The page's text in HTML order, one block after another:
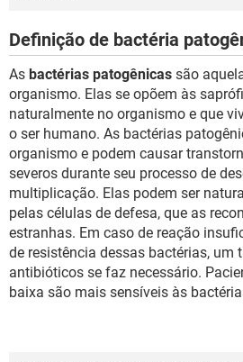
SEXUALIDADE
GLOSSÁRIO
Definição de bactéria
As bactérias patogênicas são
organismo. Elas se opõem às
naturalmente no organismo e que
o ser humano. As bactérias
organismo e podem causar
severos durante seu processo de
multiplicação. Elas podem ser
pelas células de defesa, que as
estranhas. Em caso de reação
de resistência dessas bactérias, um
antibióticos se faz necessário.
baixa são mais sensíveis às